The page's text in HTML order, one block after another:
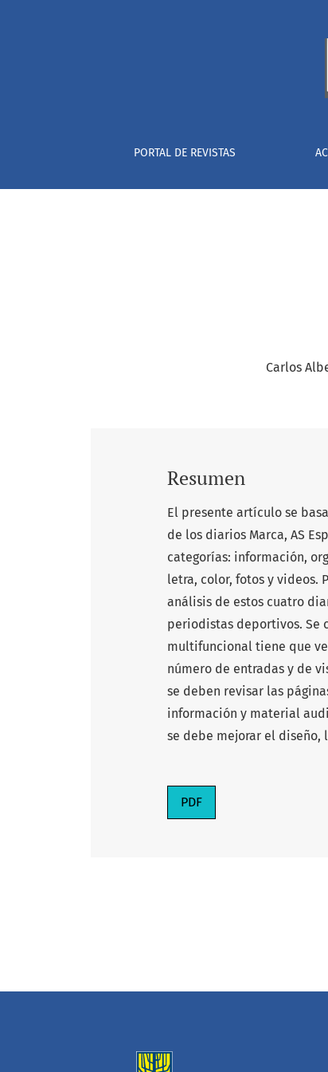
PORTAL DE REVISTAS
Carlos
Resumen
El presente artículo se
de los diarios Marca, AS
categorías: información,
letra, color, fotos y videos.
análisis de estos cuatro
periodistas deportivos. Se
multifuncional tiene que
número de entradas y de
se deben revisar las
información y material
se debe mejorar el
PDF